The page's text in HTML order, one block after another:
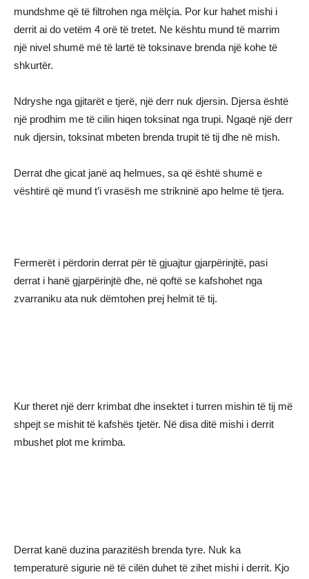
mundshme që të filtrohen nga mëlçia. Por kur hahet mishi i
derrit ai do vetëm 4 orë të tretet. Ne kështu mund të marrim
një nivel shumë më të lartë të toksinave brenda një kohe të
shkurtër.
Ndryshe nga gjitarët e tjerë, një derr nuk djersin. Djersa është
një prodhim me të cilin hiqen toksinat nga trupi. Ngaqë një derr
nuk djersin, toksinat mbeten brenda trupit të tij dhe në mish.
Derrat dhe gicat janë aq helmues, sa që është shumë e
vështirë që mund t’i vrasësh me strikninë apo helme të tjera.
Fermerët i përdorin derrat për të gjuajtur gjarpërinjtë, pasi
derrat i hanë gjarpërinjtë dhe, në qoftë se kafshohet nga
zvarraniku ata nuk dëmtohen prej helmit të tij.
Kur theret një derr krimbat dhe insektet i turren mishin të tij më
shpejt se mishit të kafshës tjetër. Në disa ditë mishi i derrit
mbushet plot me krimba.
Derrat kanë duzina parazitësh brenda tyre. Nuk ka
temperaturë sigurie në të cilën duhet të zihet mishi i derrit. Kjo